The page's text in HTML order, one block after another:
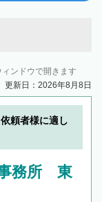
ンドウで開きます
更新日：2026年8月8日
頼者様に適し
務所 東